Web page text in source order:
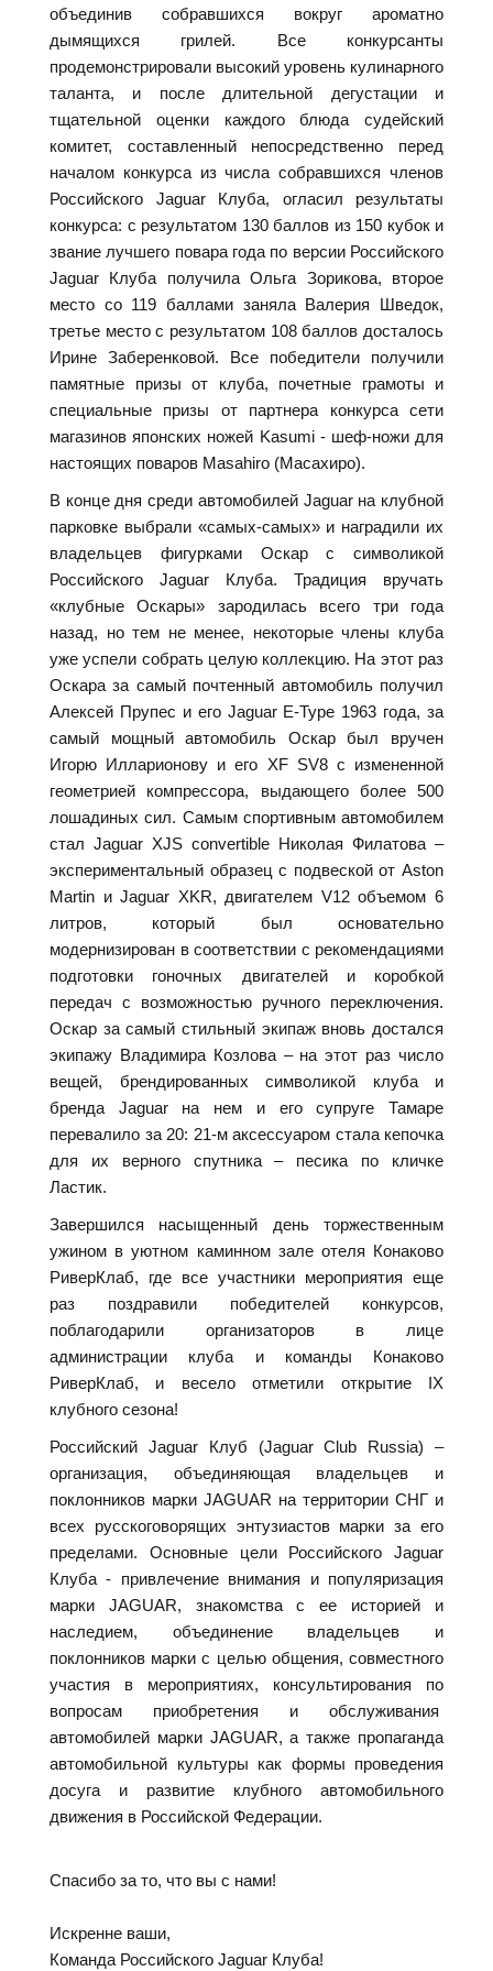
объединив собравшихся вокруг ароматно
дымящихся грилей. Все конкурсанты
продемонстрировали высокий уровень кулинарного
таланта, и после длительной дегустации и
тщательной оценки каждого блюда судейский
комитет, составленный непосредственно перед
началом конкурса из числа собравшихся членов
Российского Jaguar Клуба, огласил результаты
конкурса: с результатом 130 баллов из 150 кубок и
звание лучшего повара года по версии Российского
Jaguar Клуба получила Ольга Зорикова, второе
место со 119 баллами заняла Валерия Шведок,
третье место с результатом 108 баллов досталось
Ирине Заберенковой. Все победители получили
памятные призы от клуба, почетные грамоты и
специальные призы от партнера конкурса сети
магазинов японских ножей Kasumi - шеф-ножи для
настоящих поваров Masahiro (Масахиро).
В конце дня среди автомобилей Jaguar на клубной
парковке выбрали «самых-самых» и наградили их
владельцев фигурками Оскар с символикой
Российского Jaguar Клуба. Традиция вручать
«клубные Оскары» зародилась всего три года
назад, но тем не менее, некоторые члены клуба
уже успели собрать целую коллекцию. На этот раз
Оскара за самый почтенный автомобиль получил
Алексей Прупес и его Jaguar E-Type 1963 года, за
самый мощный автомобиль Оскар был вручен
Игорю Илларионову и его XF SV8 с измененной
геометрией компрессора, выдающего более 500
лошадиных сил. Самым спортивным автомобилем
стал Jaguar XJS convertible Николая Филатова –
экспериментальный образец с подвеской от Aston
Martin и Jaguar XKR, двигателем V12 объемом 6
литров, который был основательно
модернизирован в соответствии с рекомендациями
подготовки гоночных двигателей и коробкой
передач с возможностью ручного переключения.
Оскар за самый стильный экипаж вновь достался
экипажу Владимира Козлова – на этот раз число
вещей, брендированных символикой клуба и
бренда Jaguar на нем и его супруге Тамаре
перевалило за 20: 21-м аксессуаром стала кепочка
для их верного спутника – песика по кличке
Ластик.
Завершился насыщенный день торжественным
ужином в уютном каминном зале отеля Конаково
РиверКлаб, где все участники мероприятия еще
раз поздравили победителей конкурсов,
поблагодарили организаторов в лице
администрации клуба и команды Конаково
РиверКлаб, и весело отметили открытие IX
клубного сезона!
Российский Jaguar Клуб (Jaguar Club Russia) –
организация, объединяющая владельцев и
поклонников марки JAGUAR на территории СНГ и
всех русскоговорящих энтузиастов марки за его
пределами. Основные цели Российского Jaguar
Клуба - привлечение внимания и популяризация
марки JAGUAR, знакомства с ее историей и
наследием, объединение владельцев и
поклонников марки с целью общения, совместного
участия в мероприятиях, консультирования по
вопросам приобретения и обслуживания
автомобилей марки JAGUAR, а также пропаганда
автомобильной культуры как формы проведения
досуга и развитие клубного автомобильного
движения в Российской Федерации.
Спасибо за то, что вы с нами!
Искренне ваши,
Команда Российского Jaguar Клуба!